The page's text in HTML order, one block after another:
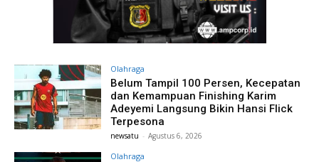
Olahraga
Belum Tampil 100 Persen, Kecepatan
dan Kemampuan Finishing Karim
Adeyemi Langsung Bikin Hansi Flick
Terpesona
newsatu - Agustus 6, 2026
Olahraga